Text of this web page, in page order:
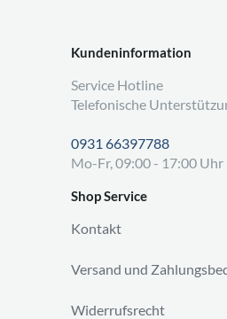
Kundeninformation
Service Hotline
Telefonische
0931 66397788
Mo-Fr, 09:00 - 17:00 Uhr
Shop Service
Kontakt
Versand und
Widerrufsrecht